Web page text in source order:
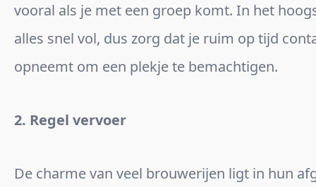
vooral als je met een groep komt. In het
alles snel vol, dus zorg dat je ruim op tijd
opneemt om een plekje te bemachtigen.
2. Regel vervoer
De charme van veel brouwerijen ligt in hun